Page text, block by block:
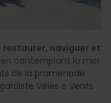
restaurer, naviguer et
contemplant la mer
de la promenade
Veles e Vents